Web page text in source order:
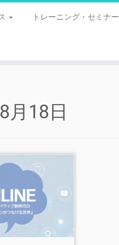
トレーニング・セミナー
月18日